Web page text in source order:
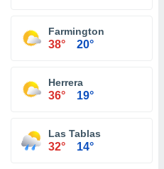
Farmington
38° 20°
Herrera
36° 19°
Las Tablas
32° 14°